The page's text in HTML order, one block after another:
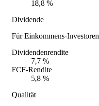
18,8 %
Dividende
Für Einkommens-Investoren
Dividendenrendite
7,7 %
FCF-Rendite
5,8 %
Qualität